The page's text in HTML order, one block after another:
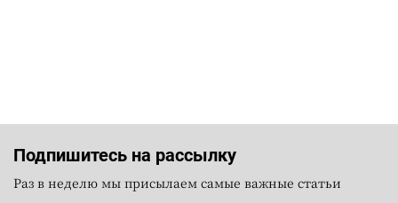
Подпишитесь на рассылку
Раз в неделю мы присылаем самые важные статьи